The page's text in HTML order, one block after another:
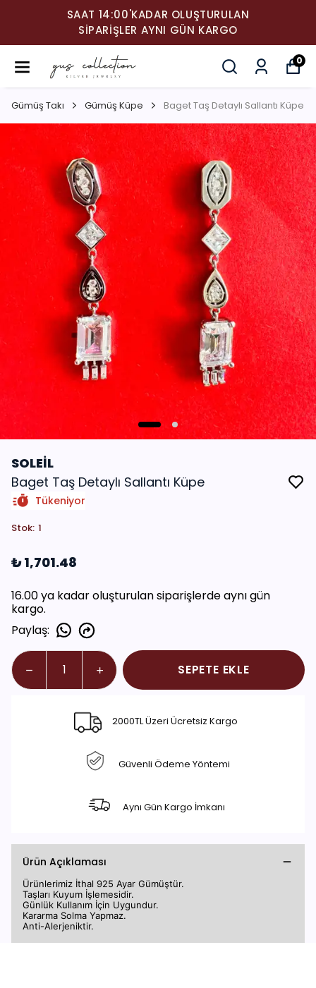
SAAT 14:00'KADAR OLUŞTURULAN
SIPARIŞLER AYNI GÜN KARGO
0
Gümüş Takı Gümüş Küpe Baget Taş Detaylı Sallantı Küpe
SOLEİL
Baget Taş Detaylı Sallantı Küpe
Tükeniyor
Stok: 1
₺ 1,701.48
16.00 ya kadar oluşturulan siparişlerde aynı gün
kargo.
Paylaş:
SEPETE EKLE
2000TL Üzeri Ücretsiz Kargo
Güvenli Ödeme Yöntemi
Aynı Gün Kargo İmkanı
Ürün Açıklaması
Ürünlerimiz İthal 925 Ayar Gümüştür.
Taşları Kuyum İşlemesidir.
Günlük Kullanım İçin Uygundur.
Kararma Solma Yapmaz.
Anti-Alerjeniktir.